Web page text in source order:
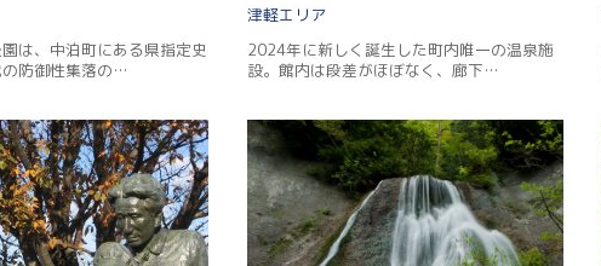
は、中泊町にある県指定史
防御性集落の…
津軽
2024年に新しく誕生した町内唯一の温泉施
設。館内は段差がほぼなく、廊下…
Twitter